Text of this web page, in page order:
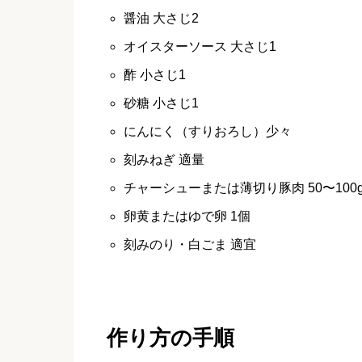
醤油 大さじ2
オイスターソース 大さじ1
酢 小さじ1
砂糖 小さじ1
にんにく（すりおろし）少々
刻みねぎ 適量
チャーシューまたは薄切り豚肉 50〜
卵黄またはゆで卵 1個
刻みのり・白ごま 適宜
作り方の手順